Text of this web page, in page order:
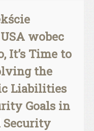
wobec
It’s Time to
the
Liabilities
Goals in
Security